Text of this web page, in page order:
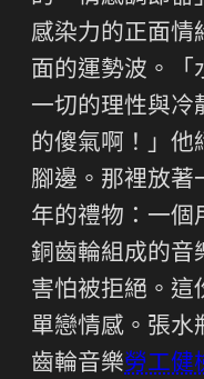
感染力的正面情
面的運勢波。「
一切的理性與冷
的傻氣啊！」他
腳邊。那裡放著
年的禮物：一個
銅齒輪組成的音
害怕被拒絕。這
單戀情感。張水
齒輪音樂勞工健